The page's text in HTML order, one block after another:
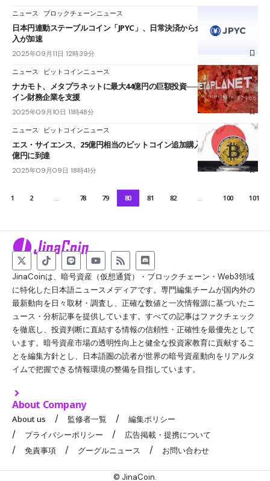
ニュース ブロックチェーンニュース
日本円連動ステーブルコイン「JPYC」、日常決済から企業間取引まで導
入が加速
2025年09月11日 12時39分
ニュース ビットコインニュース
ナカモト、メタプラネットに最大44億円の巨額投資──日本初のビットコ
イン財務企業を支援
2025年09月10日 11時48分
ニュース ビットコインニュース
エス・サイエンス、25億円相当のビットコイン追加購入──累計保有額30
億円に到達
2025年09月09日 18時41分
1 2 78 79 80 81 82 100 101
JinaCoinは、暗号資産（仮想通貨）・ブロックチェーン・Web3領域
に特化した日本語ニュースメディアです。専門編集チームが国内外の
最新動向を日々取材・調査し、正確な数値と一次情報源に基づいたニ
ュース・分析記事を提供しています。すべての記事はファクチェック
を徹底し、投資判断に直結する情報の信頼性・正確性を最優先として
います。暗号資産市場の透明性向上と健全な投資家教育に貢献するこ
とを編集方針とし、日本語圏の読者が世界の暗号資産動向をリアルタ
イムで把握できる情報環境の整備を目指しています。
About Company
About us 監修者一覧
編集ポリシー
プライバシーポリシー
広告掲載・提携について
免責事項
グーグルニュース お問い合わせ
© JinaCoin.